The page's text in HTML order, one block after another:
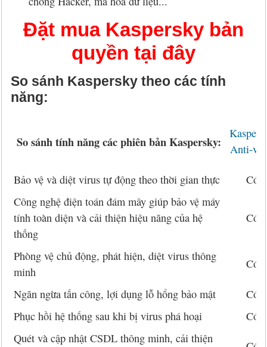
Đặt mua Kaspersky bản
quyền tại đây
So sánh Kaspersky theo các tính
năng:
So sánhtính năng các phiên bản Kaspersky:
Anti-
Bảo vệ và diệt virus tự động theo thời gian thực
Có
Công nghệ điện toán đám mây giúp bảo vệ máy
tính toàn diện và cải thiện hiệu năng của hệ
thống
Có
Phòng vệ chủ động, phát hiện, diệt virus thông
minh
Có
Ngăn ngừa tấn công, lợi dụng lỗ hổng bảo mật
Có
Phục hồi hệ thống sau khi bị virus phá hoại
Có
Quét và cập nhật CSDL thông minh, cải thiện